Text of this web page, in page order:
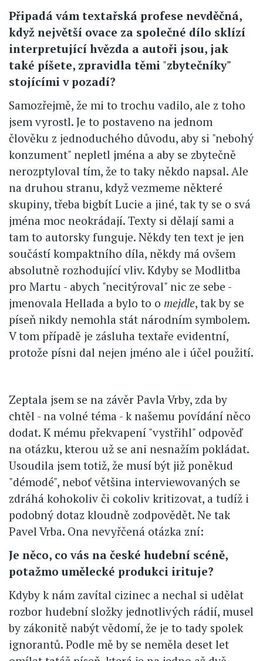
Připadá vám textařská profese nevděčná,
když největší ovace za společné dílo sklízí
interpretující hvězda a autoři jsou, jak
také píšete, zpravidla těmi "zbytečníky"
stojícími v pozadí?
Samozřejmě, že mi to trochu vadilo, ale z toho
jsem vyrostl. Je to postaveno na jednom
člověku z jednoduchého důvodu, aby si "nebohý
konzument" nepletl jména a aby se zbytečně
nerozptyloval tím, že to taky někdo napsal. Ale
na druhou stranu, když vezmeme některé
skupiny, třeba bigbít Lucie a jiné, tak ty se o svá
jména moc neokrádají. Texty si dělají sami a
tam to autorsky funguje. Někdy ten text je jen
součástí kompaktního díla, někdy má ovšem
absolutně rozhodující vliv. Kdyby se Modlitba
pro Martu - abych "necitýroval" nic ze sebe -
jmenovala Hellada a bylo to o mejdle, tak by se
píseň nikdy nemohla stát národním symbolem.
V tom případě je zásluha textaře evidentní,
protože písni dal nejen jméno ale i účel použití.
Zeptala jsem se na závěr Pavla Vrby, zda by
chtěl - na volné téma - k našemu povídání něco
dodat. K mému překvapení "vystřihl" odpověď
na otázku, kterou už se ani nesnažím pokládat.
Usoudila jsem totiž, že musí být již poněkud
"démodé", neboť většina interviewovaných se
zdráhá kohokoliv či cokoliv kritizovat, a tudíž i
podobný dotaz kloudně zodpovědět. Ne tak
Pavel Vrba. Ona nevyřčená otázka zní:
Je něco, co vás na české hudební scéně,
potažmo umělecké produkci irituje?
Kdyby k nám zavítal cizinec a nechal si udělat
rozbor hudební složky jednotlivých rádií, musel
by zákonitě nabýt vědomí, že je to tady spolek
ignorantů. Podle mě by se neměla deset let